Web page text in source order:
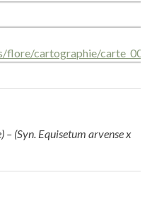
– (Syn. Equisetum arvense x